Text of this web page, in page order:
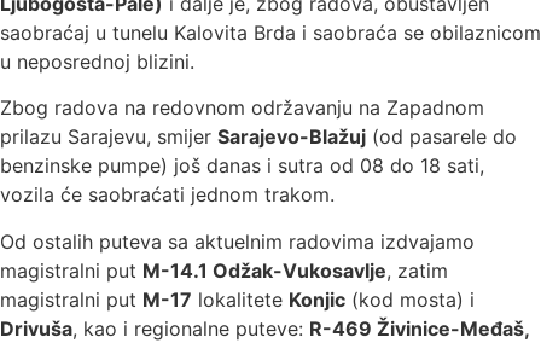
saobraćaj u tunelu Kalovita Brda i saobraća se obilaznicom
u neposrednoj blizini.
Zbog radova na redovnom održavanju na Zapadnom
prilazu Sarajevu, smijer Sarajevo-Blažuj (od pasarele do
benzinske pumpe) još danas i sutra od 08 do 18 sati,
vozila će saobraćati jednom trakom.
Od ostalih puteva sa aktuelnim radovima izdvajamo
magistralni put M-14.1 Odžak-Vukosavlje, zatim
magistralni put M-17 lokalitete Konjic (kod mosta) i
Drivuša, kao i regionalne puteve: R-469 Živinice-Međaš,